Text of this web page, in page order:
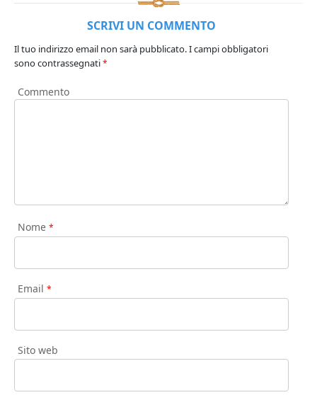
SCRIVI UN COMMENTO
Il tuo indirizzo email non sarà pubblicato.I campi obbligatori
sono contrassegnati*
Commento
Nome *
Email *
Sito web